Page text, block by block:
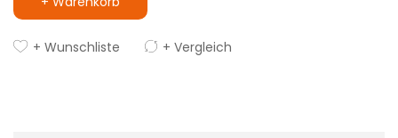
+ Wunschliste + Vergleich